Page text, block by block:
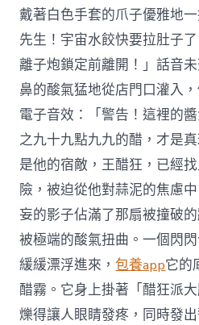
戴著白色手套的爪子優雅地
先生！宇宙水餃快要拉肚子
離子炮鎖定前離開！」話音
鼻的酸氣猛地從店門口灌入
電子音效：「警告！這裡的
之九十九點九九的醋，才是
是他的宿敵，王醋狂，已經
險，被迫從他對蒜泥的焦慮
妄的影子佔滿了那扇被撞破
被極端的酸氣扭曲。一個閃
緩緩漂浮進來，包養app它的
醋霧。它身上掛著「醋狂派
爍得讓人眼睛發疼，同時發